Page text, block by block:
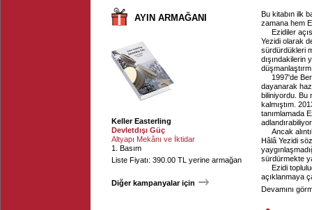
AYIN ARMAĞANI
Keller Easterling
Devletdışı Güç
Altyapı Mekânı ve İktidar
1. Basım
Liste Fiyatı: 390.00 TL yerine armağan
Diğer kampanyalar için
Bu kitabın ilk
zamana hem
Ezidiler
Yezidi olarak
sürdürdükleri
dışındakilerin
1997'de
dayanarak
biliniyordu. Bu
kalmıştım.
tanımlamada
Ancak
Hâlâ Yezidi
sürdürmekte
Ezidi
açıklanmaya
Devamını